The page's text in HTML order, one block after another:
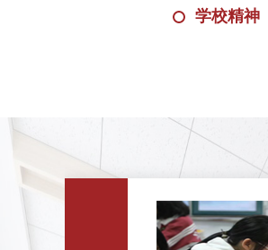
学校精神